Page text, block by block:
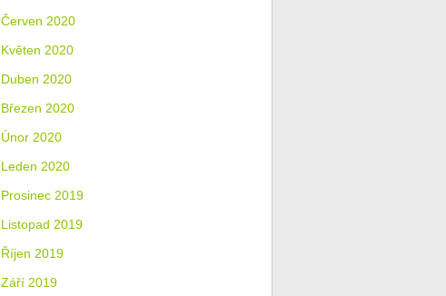
Červen 2020
Květen 2020
Duben 2020
Březen 2020
Únor 2020
Leden 2020
Prosinec 2019
Listopad 2019
Říjen 2019
Září 2019